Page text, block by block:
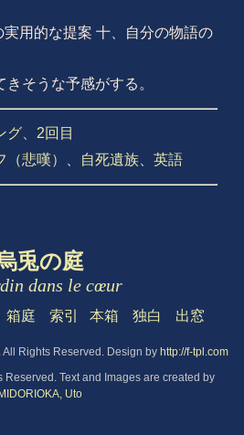
用的な提案 十、自分の物語の
そうな予感がする。
グ、2回目
（悲嘆） 自死遺族、 英語
兎の庭
dans le cœur
箱庭 索引 本箱 独白 出窓
Rights Reserved. Design by http://f-tpl.com
Text and Images are created by
MIDORIOKA, Uto